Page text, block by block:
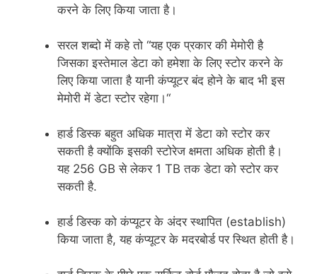
करने के लिए किया जाता है।
सरल शब्दो में कहे तो “यह एक प्रकार की मेमोरी है
जिसका इस्तेमाल डेटा को हमेशा के लिए स्टोर करने के
लिए किया जाता है यानी कंप्यूटर बंद होने के बाद भी इस
मेमोरी में डेटा स्टोर रहेगा।“
हार्ड डिस्क बहुत अधिक मात्रा में डेटा को स्टोर कर
सकती है क्योंकि इसकी स्टोरेज क्षमता अधिक होती है।
यह 256 GB से लेकर 1 TB तक डेटा को स्टोर कर
सकती है.
हार्ड डिस्क को कंप्यूटर के अंदर स्थापित (establish)
किया जाता है, यह कंप्यूटर के मदरबोर्ड पर स्थित होती है।